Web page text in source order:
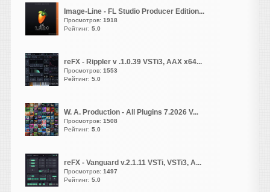
"лайв" я здесь не нашел.
Rocker
написал 08.08.2026 в
На другом ресурсе уже есть
нормальная версия.
Heavy
Жирненький! Они, кстати,
веб версию
запилили https://muscriptor.kyutai.org/
vangog171
написал 07.08.2026 в17:38
Удалил свое. Полная
Image-Line - FL Studio Producer Edition...
Просмотров: 1918
Рейтинг: 5.0
reFX - Rippler v .1.0.39 VSTi3, AAX x64...
Просмотров: 1553
Рейтинг: 5.0
W. A. Production - All Plugins 7.2026 V...
Просмотров: 1508
Рейтинг: 5.0
reFX - Vanguard v.2.1.11 VSTi, VSTi3, A...
Просмотров: 1497
Рейтинг: 5.0